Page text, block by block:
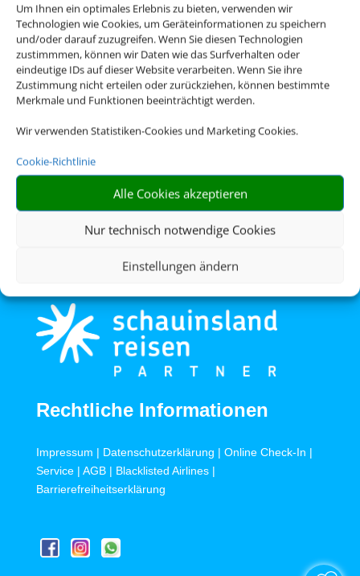
Um Ihnen ein optimales Erlebnis zu bieten, verwenden wir
Technologien wie Cookies, um Geräteinformationen zu speichern
und/oder darauf zuzugreifen. Wenn Sie diesen Technologien
zustimmmen, können wir Daten wie das Surfverhalten oder
eindeutige IDs auf dieser Website verarbeiten. Wenn Sie ihre
Zustimmung nicht erteilen oder zurückziehen, können bestimmte
Merkmale und Funktionen beeinträchtigt werden.
Wir verwenden Statistiken-Cookies und Marketing Cookies.
Cookie-Richtlinie
Alle Cookies akzeptieren
Nur technisch notwendige Cookies
Einstellungen ändern
Flughafenparken
Rechtliche Informationen
Impressum | Datenschutzerklärung | Online Check-In |
Service| AGB| Blacklisted Airlines|
Barrierefreiheitserklärung